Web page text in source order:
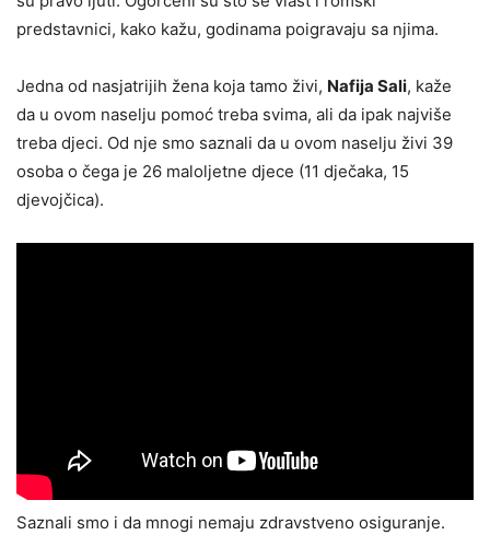
predstavnici, kako kažu, godinama poigravaju sa njima.
Jedna od nasjatrijih žena koja tamo živi, Nafija Sali, kaže
da u ovom naselju pomoć treba svima, ali da ipak najviše
treba djeci. Od nje smo saznali da u ovom naselju živi 39
osoba o čega je 26 maloljetne djece (11 dječaka, 15
djevojčica).
Saznali smo i da mnogi nemaju zdravstveno osiguranje.